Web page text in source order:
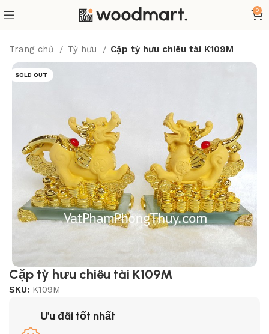
0
Trang chủ Tỳ hưu Cặp tỳ hưu chiêu tài K109M
SOLD OUT
Cặp tỳ hưu chiêu tài K109M
SKU: K109M
Ưu đãi tốt nhất